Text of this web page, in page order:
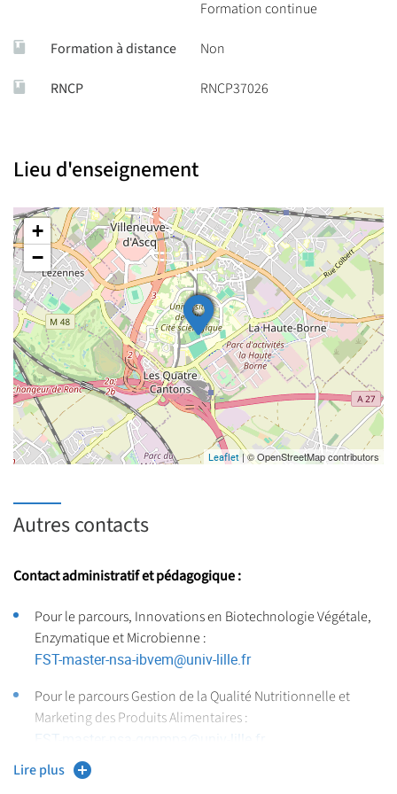
Formation continue
Formation à distance Non
RNCP RNCP37026
Lieu d'enseignement
+
−
Leaflet | © OpenStreetMap contributors
Autres contacts
Contact administratif et pédagogique :
Pour le parcours, Innovations en Biotechnologie Végétale,
Enzymatique et Microbienne :
FST-master-nsa-ibvem@univ-lille.fr
Pour le parcours Gestion de la Qualité Nutritionnelle et
Marketing des Produits Alimentaires :
FST-master-nsa-gqnmpa
univ-lille.fr
Lire plus